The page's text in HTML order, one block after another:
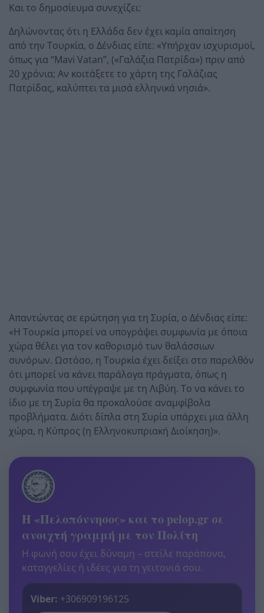
Και το δημοσίευμα συνεχίζει:
Δηλώνοντας ότι η Ελλάδα δεν έχει καμία απαίτηση
από την Τουρκία, ο Δένδιας είπε: «Υπήρχαν ισχυρισμοί,
όπως για “Mavi Vatan”, («Γαλάζια Πατρίδα») πριν από
20 χρόνια; Αν κοιτάξετε το χάρτη της Γαλάζιας
Πατρίδας, καλύπτει τα μισά ελληνικά νησιά».
Απαντώντας σε ερώτηση για τη Συρία, ο Δένδιας είπε:
«Η Τουρκία μπορεί να υπογράψει συμφωνία με όποια
χώρα θέλει για τον καθορισμό των θαλάσσιων
συνόρων. Ωστόσο, η Τουρκία έχει δείξει στο παρελθόν
ότι μπορεί να κάνει παράλογα πράγματα, όπως η
συμφωνία που υπέγραψε με τη Λιβύη. Το να κάνει το
ίδιο με τη Συρία θα προκαλούσε αναμφίβολα
προβλήματα. Διότι δίπλα στη Συρία υπάρχει μια άλλη
χώρα, η Κύπρος (η Ελληνοκυπριακή Διοίκηση)».
Η «Πελοπόννησος» και το pelop.gr σε
ανοιχτή γραμμή με τον Πολίτη
Η φωνή σου έχει δύναμη – στείλε παράπονα,
καταγγελίες ή ιδέες για τη γειτονιά σου.
Viber: +306909196125